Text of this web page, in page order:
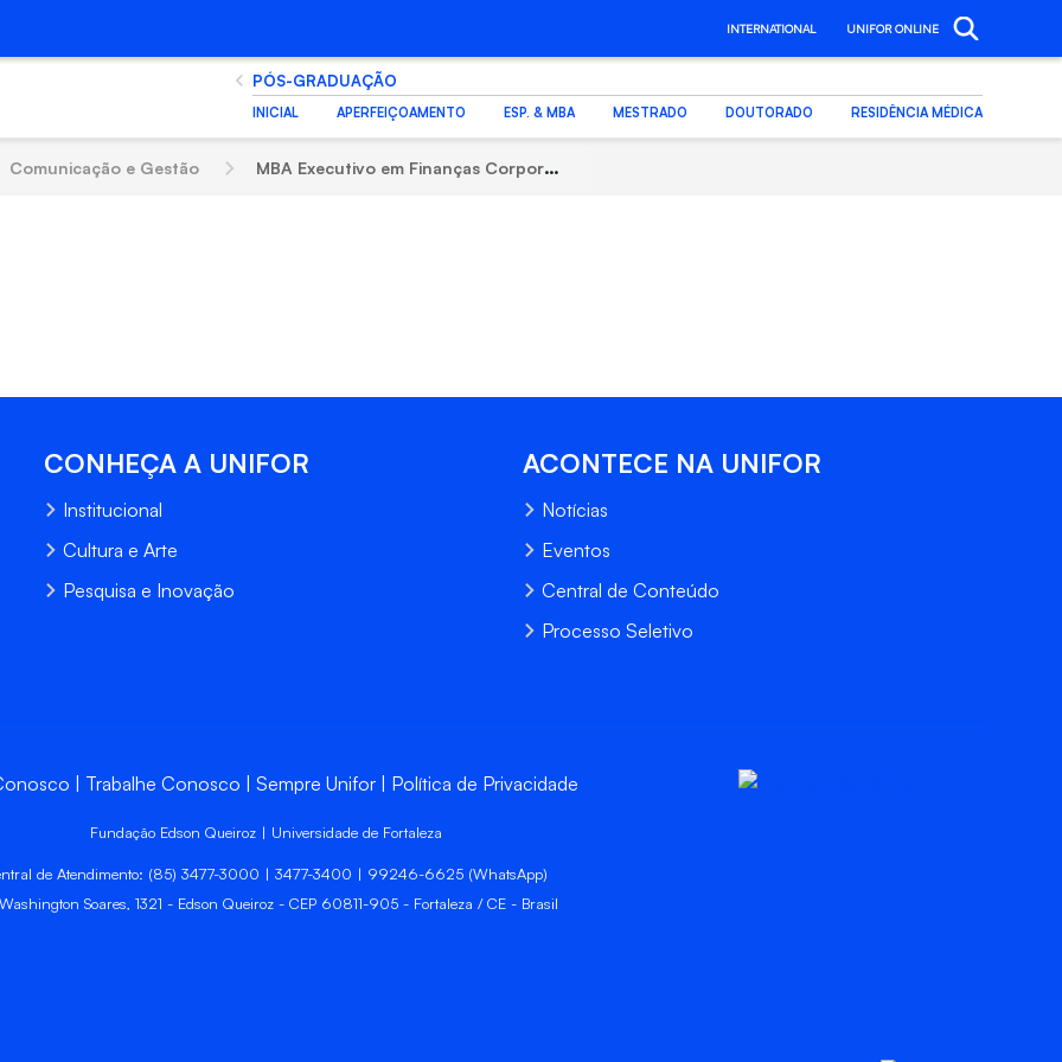
INTERNATIONAL UNIFOR ONLINE
PÓS-GRADUAÇÃO
INICIAL APERFEIÇOAMENTO ESP. & MBA MESTRADO DOUTORADO RESIDÊNCIA MÉDICA
Comunicação e Gestão MBA Executivo em Finanças Corporativas
CONHEÇA A UNIFOR
Institucional
Cultura e Arte
Pesquisa e Inovação
ACONTECE NA UNIFOR
Notícias
Eventos
Central de Conteúdo
Processo Seletivo
Trabalhe Conosco Sempre Unifor Política de Privacidade
Fundação Edson Queiroz | Universidade de Fortaleza
de Atendimento: (85) 3477-3000 | 3477-3400 | 99246-6625 (WhatsApp)
Soares, 1321 - Edson Queiroz - CEP 60811-905 - Fortaleza / CE - Brasil